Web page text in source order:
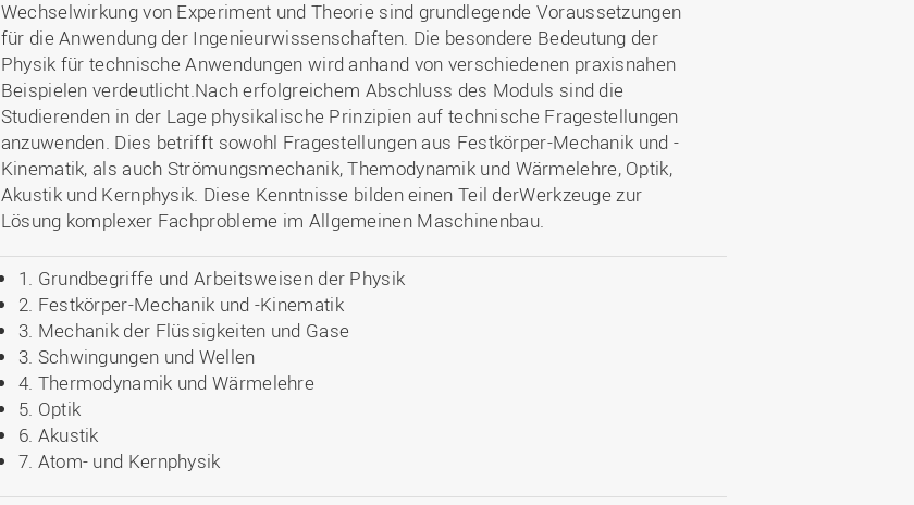
Wechselwirkung von Experiment und Theorie sind grundlegende Voraussetzungen
für die Anwendung der Ingenieurwissenschaften. Die besondere Bedeutung der
Physik für technische Anwendungen wird anhand von verschiedenen praxisnahen
Beispielen verdeutlicht.Nach erfolgreichem Abschluss des Moduls sind die
Studierenden in der Lage physikalische Prinzipien auf technische Fragestellungen
anzuwenden. Dies betrifft sowohl Fragestellungen aus Festkörper-Mechanik und -
Kinematik, als auch Strömungsmechanik, Themodynamik und Wärmelehre, Optik,
Akustik und Kernphysik. Diese Kenntnisse bilden einen Teil derWerkzeuge zur
Lösung komplexer Fachprobleme im Allgemeinen Maschinenbau.
1. Grundbegriffe und Arbeitsweisen der Physik
2. Festkörper-Mechanik und -Kinematik
3. Mechanik der Flüssigkeiten und Gase
3. Schwingungen und Wellen
4. Thermodynamik und Wärmelehre
5. Optik
6. Akustik
7. Atom- und Kernphysik